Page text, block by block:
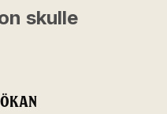
skulle